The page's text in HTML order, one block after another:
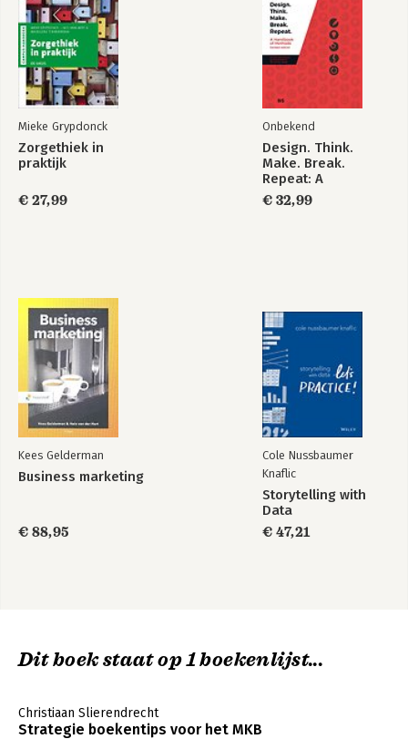
Mieke Grypdonck
Zorgethiek in
praktijk
€ 27,99
Onbekend
Design. Think.
Make. Break.
Repeat: A
Handbook of
Methods (R
€ 32,99
Kees Gelderman
Business marketing
€ 88,95
Cole Nussbaumer
Knaflic
Storytelling with
Data
€ 47,21
Dit boek staat op 1 boekenlijst...
Christiaan Slierendrecht
Strategie boekentips voor het MKB